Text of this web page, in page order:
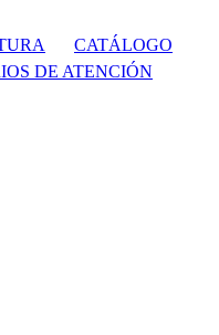
CATÁLOGO
DE ATENCIÓN